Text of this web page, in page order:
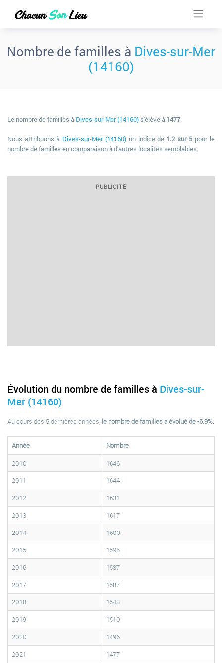
Nombre de familles à Dives-sur-Mer
(14160)
Le nombre de familles à Dives-sur-Mer (14160) s'élève à 1477.
Nous attribuons à Dives-sur-Mer (14160)un indice de 1.2 sur 5 pour le
nombre de familles en comparaison à d'autres localités semblables.
PUBLICITÉ
Évolution du nombre de familles à Dives-sur-
Mer (14160)
Au cours des 5 dernières années, le nombre de familles a évolué de -6.9%.
Année
Nombre
2010
1646
2011
1644
2012
1631
2013
1617
2014
1603
2015
1595
2016
1587
2017
1587
2018
1548
2019
1510
2020
1496
2021
1477